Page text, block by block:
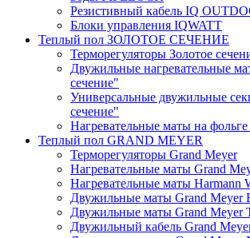
Резистивный кабель IQ
Блоки управления IQWATT
Теплый пол ЗОЛОТОЕ СЕЧЕНИЕ
Терморегуляторы Золотое
Двужильные нагревательные
сечение"
Универсальные двужильные
сечение"
Нагревательные маты на фольге
Теплый пол GRAND MEYER
Терморегуляторы Grand Meyer
Нагревательные маты Grand
Нагревательные маты Harmann
Двужильные маты Grand Meyer
Двужильные маты Grand Meyer
Двужильный кабель Grand